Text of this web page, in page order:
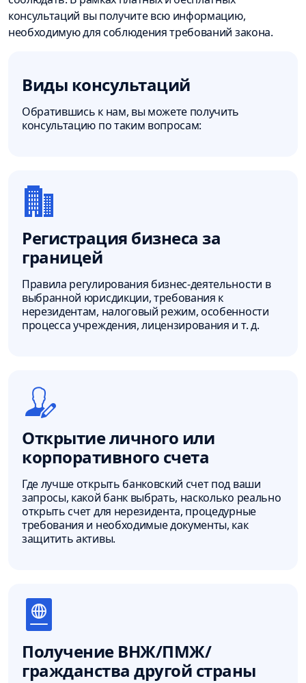
консультаций вы получите всю информацию,
необходимую для соблюдения требований закона.
Виды консультаций
Обратившись к нам, вы можете получить
консультацию по таким вопросам:
Регистрация бизнеса за
границей
Правила регулирования бизнес-деятельности в
выбранной юрисдикции, требования к
нерезидентам, налоговый режим, особенности
процесса учреждения, лицензирования и т. д.
Открытие личного или
корпоративного счета
Где лучше открыть банковский счет под ваши
запросы, какой банк выбрать, насколько реально
открыть счет для нерезидента, процедурные
требования и необходимые документы, как
защитить активы.
Получение ВНЖ/ПМЖ/
гражданства другой страны